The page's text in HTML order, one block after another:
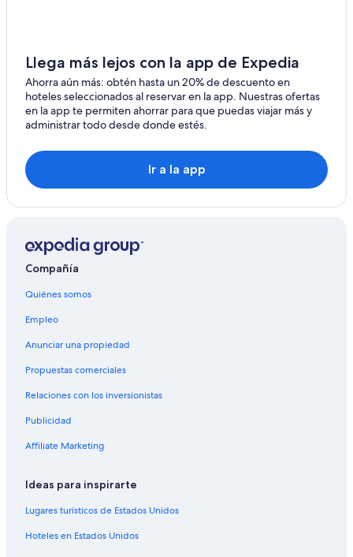
Hoteles cerca de Estación de tren Riobamba
Hoteles cerca de Parque Sesquicentenario
Hoteles cerca de Parque Acuático Los Elenes
Hoteles 1 estrella en Guamote
Hoteles 3 estrellas en Guamote
Casas de huéspedes en Guamote
Apartamentos en Guamote
Hoteles cerca de Estadio Olímpico
Cabañas en Chimborazo
Hoteles haciendas en Chimborazo
Hoteles en Chimborazo
Hoteles cerca de Parque 21 de Abril
Hoteles en Cajabamba
Hoteles 4 estrellas en Chambo
Llega más lejos con la app de Expedia
Ahorra aún más: obtén hasta un 20% de descuento en
hoteles seleccionados al reservar en la app. Nuestras ofertas
en la app te permiten ahorrar para que puedas viajar más y
administrar todo desde donde estés.
Ir a la app
Compañía
Quiénes somos
Empleo
Anunciar una propiedad
Propuestas comerciales
Relaciones con los inversionistas
Publicidad
Affiliate Marketing
Ideas para inspirarte
Lugares turísticos de Estados Unidos
Hoteles en Estados Unidos